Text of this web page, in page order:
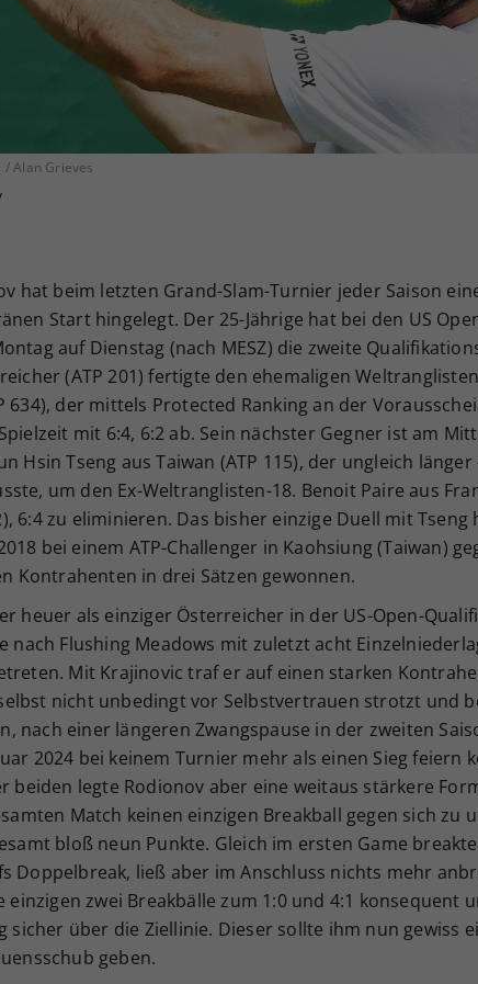
/ Alan Grieves
hat beim letzten Grand-Slam-Turnier jeder Saison
Start hingelegt. Der 25-Jährige hat bei den US
auf Dienstag (nach MESZ) die zweite
(ATP 201) fertigte den ehemaligen
634), der mittels Protected Ranking an der
mit 6:4, 6:2 ab. Sein nächster Gegner ist am
Hsin Tseng aus Taiwan (ATP 115), der ungleich länger
um den Ex-Weltranglisten-18. Benoit Paire aus
6:4 zu eliminieren. Das bisher einzige Duell mit
bei einem ATP-Challenger in Kaohsiung (Taiwan)
Kontrahenten in drei Sätzen gewonnen.
heuer als einziger Österreicher in der US-Open-
nach Flushing Meadows mit zuletzt acht
Mit Krajinovic traf er auf einen starken
nicht unbedingt vor Selbstvertrauen strotzt und
nach einer längeren Zwangspause in der zweiten
2024 bei keinem Turnier mehr als einen Sieg feiern
beiden legte Rodionov aber eine weitaus stärkere
Match keinen einzigen Breakball gegen sich zu
bloß neun Punkte. Gleich im ersten Game
Doppelbreak, ließ aber im Anschluss nichts mehr
einzigen zwei Breakbälle zum 1:0 und 4:1 konsequent
sicher über die Ziellinie. Dieser sollte ihm nun gewiss
geben.
Ihrer
Webseiten-